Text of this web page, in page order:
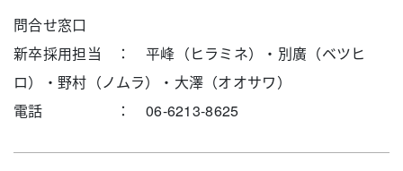
問合せ窓口
新卒採用担当 ： 平峰（ヒラミネ）・別廣（ベツヒ
ロ）・野村（ノムラ）・大澤（オオサワ）
電話 ： 06-6213-8625
新卒採用ゴルフ事業
正社員採用
パート・アルバイト採用
カムバック採用